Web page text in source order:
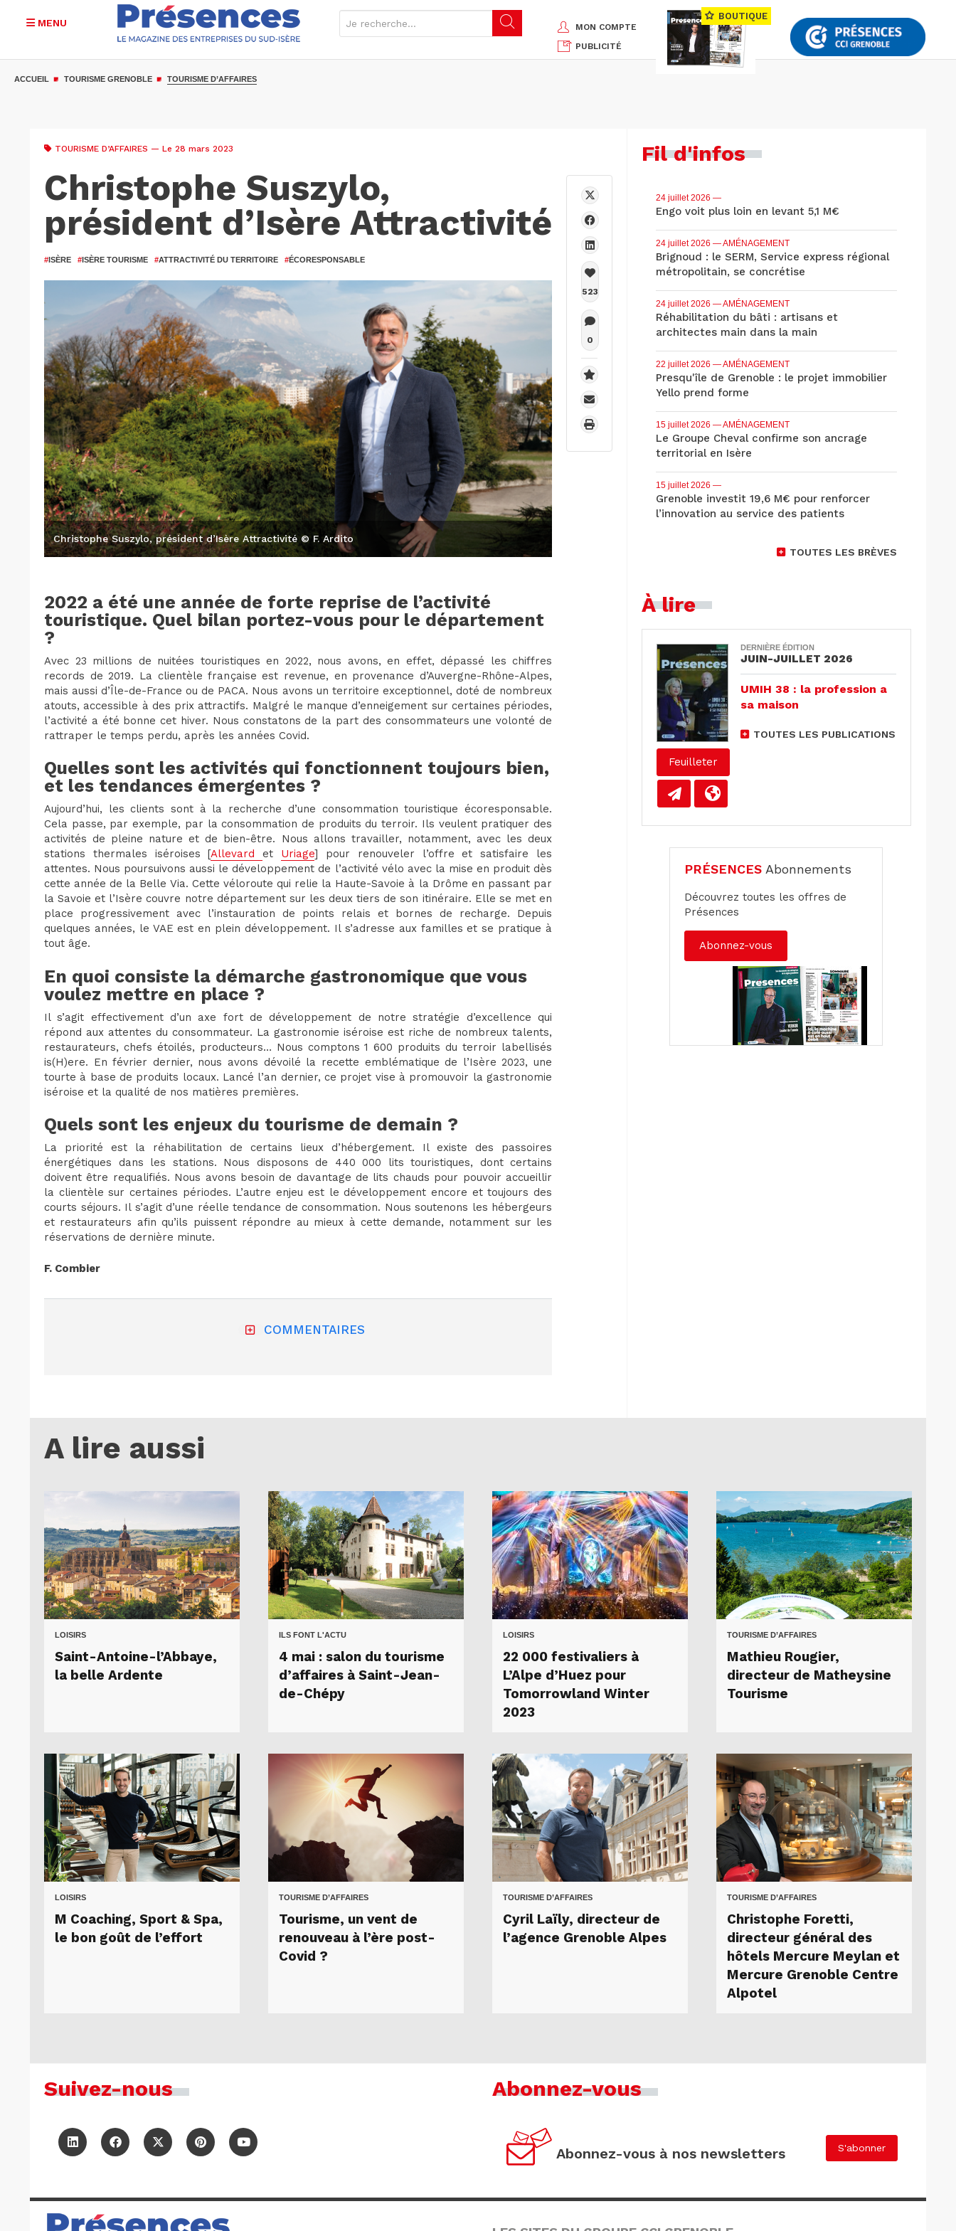
MENU
MON COMPTE
PUBLICITÉ
BOUTIQUE
ACCUEIL TOURISME GRENOBLE TOURISME D’AFFAIRES
TOURISME D’AFFAIRES — Le 28 mars 2023
Christophe Suszylo,
président d’Isère Attractivité
#ISÈRE #ISÈRE TOURISME #ATTRACTIVITÉ DU TERRITOIRE #ÉCORESPONSABLE
Christophe Suszylo, président d’Isère Attractivité © F. Ardito
2022 a été une année de forte reprise de l’activité
touristique. Quel bilan portez-vous pour le département
?
Avec 23 millions de nuitées touristiques en 2022, nous avons, en effet, dépassé les chiffres
records de 2019. La clientèle française est revenue, en provenance d’Auvergne-Rhône-Alpes,
mais aussi d’Île-de-France ou de PACA. Nous avons un territoire exceptionnel, doté de nombreux
atouts, accessible à des prix attractifs. Malgré le manque d’enneigement sur certaines périodes,
l’activité a été bonne cet hiver. Nous constatons de la part des consommateurs une volonté de
rattraper le temps perdu, après les années Covid.
Quelles sont les activités qui fonctionnent toujours bien,
et les tendances émergentes ?
Aujourd’hui, les clients sont à la recherche d’une consommation touristique écoresponsable.
Cela passe, par exemple, par la consommation de produits du terroir. Ils veulent pratiquer des
activités de pleine nature et de bien-être. Nous allons travailler, notamment, avec les deux
stations thermales iséroises [Allevardet Uriage] pour renouveler l’offre et satisfaire les
attentes. Nous poursuivons aussi le développement de l’activité vélo avec la mise en produit dès
cette année de la Belle Via. Cette véloroute qui relie la Haute-Savoie à la Drôme en passant par
la Savoie et l’Isère couvre notre département sur les deux tiers de son itinéraire. Elle se met en
place progressivement avec l’instauration de points relais et bornes de recharge. Depuis
quelques années, le VAE est en plein développement. Il s’adresse aux familles et se pratique à
tout âge.
En quoi consiste la démarche gastronomique que vous
voulez mettre en place ?
Il s’agit effectivement d’un axe fort de développement de notre stratégie d’excellence qui
répond aux attentes du consommateur. La gastronomie iséroise est riche de nombreux talents,
restaurateurs, chefs étoilés, producteurs… Nous comptons 1 600 produits du terroir labellisés
is(H)ere. En février dernier, nous avons dévoilé la recette emblématique de l’Isère 2023, une
tourte à base de produits locaux. Lancé l’an dernier, ce projet vise à promouvoir la gastronomie
iséroise et la qualité de nos matières premières.
Quels sont les enjeux du tourisme de demain ?
La priorité est la réhabilitation de certains lieux d’hébergement. Il existe des passoires
énergétiques dans les stations. Nous disposons de 440 000 lits touristiques, dont certains
doivent être requalifiés. Nous avons besoin de davantage de lits chauds pour pouvoir accueillir
la clientèle sur certaines périodes. L’autre enjeu est le développement encore et toujours des
courts séjours. Il s’agit d’une réelle tendance de consommation. Nous soutenons les hébergeurs
et restaurateurs afin qu’ils puissent répondre au mieux à cette demande, notamment sur les
réservations de dernière minute.
F. Combier
COMMENTAIRES
523
0
Fil d'infos
24 juillet 2026 —
Engo voit plus loin en levant 5,1 M€
24 juillet 2026 — AMÉNAGEMENT
Brignoud : le SERM, Service express régional
métropolitain, se concrétise
24 juillet 2026 — AMÉNAGEMENT
Réhabilitation du bâti : artisans et
architectes main dans la main
22 juillet 2026 — AMÉNAGEMENT
Presqu'île de Grenoble : le projet immobilier
Yello prend forme
15 juillet 2026 — AMÉNAGEMENT
Le Groupe Cheval confirme son ancrage
territorial en Isère
15 juillet 2026 —
Grenoble investit 19,6 M€ pour renforcer
l’innovation au service des patients
TOUTES LES BRÈVES
À lire
Feuilleter
DERNIÈRE ÉDITION
JUIN-JUILLET 2026
UMIH 38 : la profession a
sa maison
TOUTES LES PUBLICATIONS
PRÉSENCES Abonnements
Découvrez toutes les offres de
Présences
Abonnez-vous
A lire aussi
LOISIRS
Saint-Antoine-l’Abbaye,
la belle Ardente
ILS FONT L'ACTU
4 mai : salon du tourisme
d’affaires à Saint-Jean-
de-Chépy
LOISIRS
22 000 festivaliers à
L’Alpe d’Huez pour
Tomorrowland Winter
2023
TOURISME D’AFFAIRES
Mathieu Rougier,
directeur de Matheysine
Tourisme
LOISIRS
M Coaching, Sport & Spa,
le bon goût de l’effort
TOURISME D’AFFAIRES
Tourisme, un vent de
renouveau à l’ère post-
Covid ?
TOURISME D’AFFAIRES
Cyril Laïly, directeur de
l’agence Grenoble Alpes
TOURISME D’AFFAIRES
Christophe Foretti,
directeur général des
hôtels Mercure Meylan et
Mercure Grenoble Centre
Alpotel
Suivez-nous Abonnez-vous
Abonnez-vous à nos newsletters S'abonner